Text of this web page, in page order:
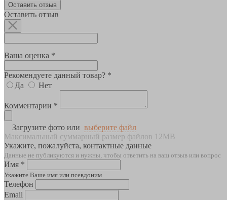
Оставить отзыв
Оставить отзыв
Ваша оценка *
Рекомендуете данный товар? *
Да
Нет
Комментарии *
Загрузите фото или выберите файл
Максимальный суммарный размер файлов 12MB
Укажите, пожалуйста, контактные данные
Данные не публикуются и нужны, чтобы ответить на ваш отзыв или вопрос
Имя *
Укажите Ваше имя или псевдоним
Телефон
Email